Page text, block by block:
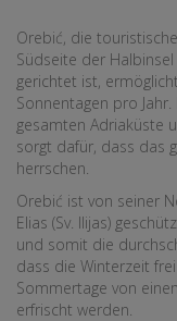
Orebić, die
Südseite der
gerichtet ist,
Sonnentagen pro
gesamten Adriaküste
sorgt dafür, dass das
herrschen.
Orebić ist von seiner
Elias (Sv. Ilijas)
und somit die
dass die Winterzeit
Sommertage von
erfrischt werden.